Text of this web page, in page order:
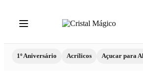
1º Aniversário Acrílicos Açucar para